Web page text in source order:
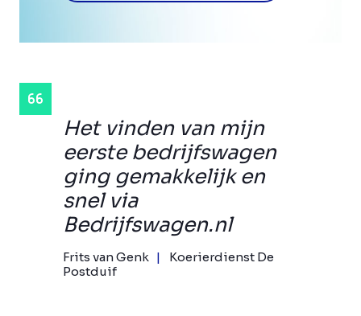
Het vinden van mijn
eerste bedrijfswagen
ging gemakkelijk en
snel via
Bedrijfswagen.nl
Frits van Genk
Koerierdienst De
Postduif